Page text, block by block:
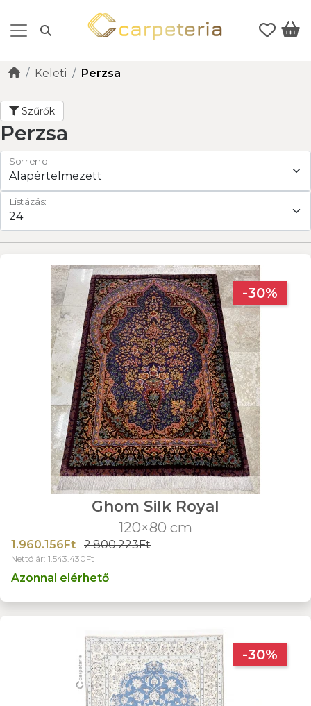
Keleti Perzsa
Szűrők
Perzsa
Sorrend:
Listázás:
-30%
Ghom Silk Royal
120×80 cm
1.960.156Ft 2.800.223Ft
Nettó ár: 1.543.430Ft
Azonnal elérhető
-30%